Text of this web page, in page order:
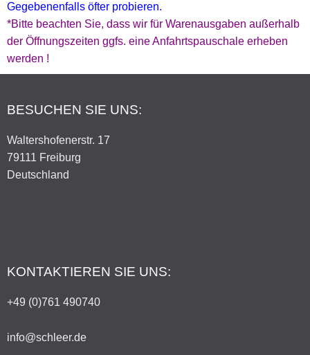
Gegebenenfalls öfter probieren.
*Bitte beachten Sie, dass wir für Warenausgaben außerhalb
der Öffnungszeiten ggfs. eine Anfahrtspauschale erheben
werden !
BESUCHEN SIE UNS:
Waltershofenerstr. 17
79111 Freiburg
Deutschland
KONTAKTIEREN SIE UNS:
+49 (0)761 490740
info@schleer.de